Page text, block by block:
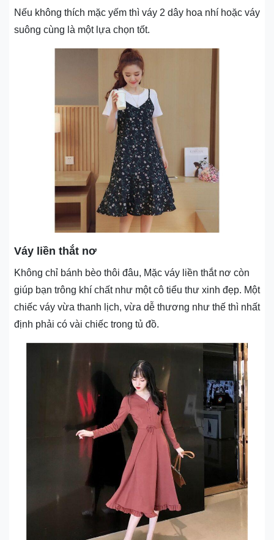
Nếu không thích mặc yếm thì váy 2 dây hoa nhí hoặc váy
suông cùng là một lựa chọn tốt.
Váy liền thắt nơ
Không chỉ bánh bèo thôi đâu, Mặc váy liền thắt nơ còn
giúp bạn trông khí chất như một cô tiểu thư xinh đẹp. Một
chiếc váy vừa thanh lịch, vừa dễ thương như thế thì nhất
định phải có vài chiếc trong tủ đồ.